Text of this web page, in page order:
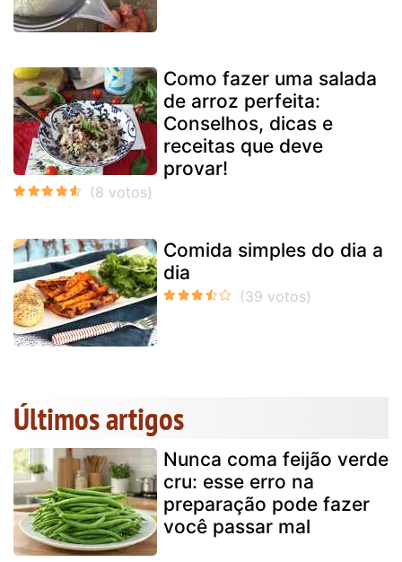
Como fazer uma salada
de arroz perfeita:
Conselhos, dicas e
receitas que deve
provar!
Comida simples do dia a
dia
Últimos artigos
Nunca coma feijão verde
cru: esse erro na
preparação pode fazer
você passar mal